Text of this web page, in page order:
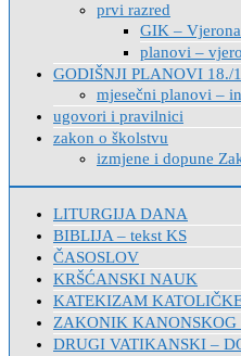
prvi razred
GIK –
planovi –
GODIŠNJI PLANOVI 18./
mjesečni planovi –
ugovori i pravilnici
zakon o školstvu
izmjene i dopune
LITURGIJA DANA
BIBLIJA – tekst KS
ČASOSLOV
KRŠĆANSKI NAUK
KATEKIZAM
ZAKONIK KANONSKOG
DRUGI VATIKANSKI –